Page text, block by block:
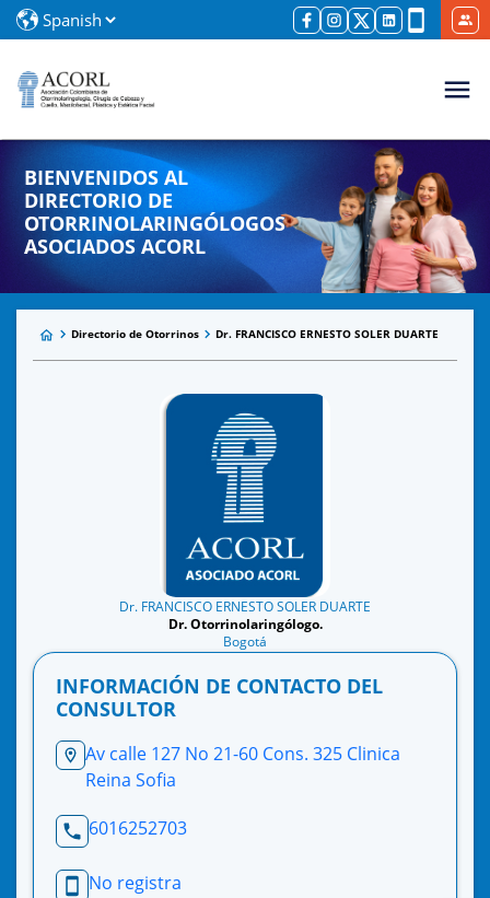
BIENVENIDOS AL
DIRECTORIO DE
OTORRINOLARINGÓLOGOS
ASOCIADOS ACORL
Directorio de Otorrinos Dr. FRANCISCO ERNESTO SOLER DUARTE
Dr. FRANCISCO ERNESTO SOLER DUARTE
Dr. Otorrinolaringólogo.
Bogotá
INFORMACIÓN DE CONTACTO DEL
CONSULTOR
Av calle 127 No 21-60 Cons. 325 Clinica
Reina Sofia
6016252703
No registra